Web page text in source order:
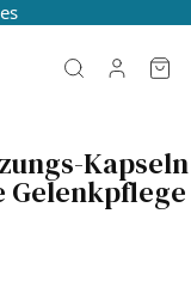
Kapseln